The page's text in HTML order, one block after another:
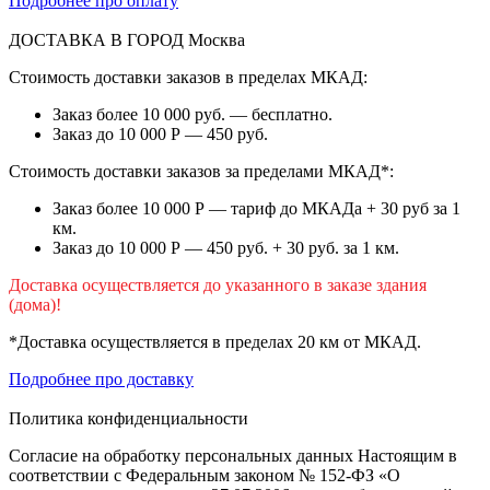
ДОСТАВКА В ГОРОД Москва
Стоимость доставки заказов в пределах МКАД:
Заказ более 10 000 руб. — бесплатно.
Заказ до 10 000 Р — 450 руб.
Стоимость доставки заказов за пределами МКАД*:
Заказ более 10 000 Р — тариф до МКАДа + 30 руб за 1
км.
Заказ до 10 000 Р — 450 руб. + 30 руб. за 1 км.
Доставка осуществляется до указанного в заказе здания
(дома)!
*Доставка осуществляется в пределах 20 км от МКАД.
Подробнее про доставку
Политика конфиденциальности
Согласие на обработку персональных данных Настоящим в
соответствии с Федеральным законом № 152-ФЗ «О